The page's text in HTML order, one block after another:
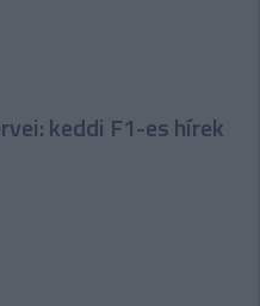
keddi F1-es hírek